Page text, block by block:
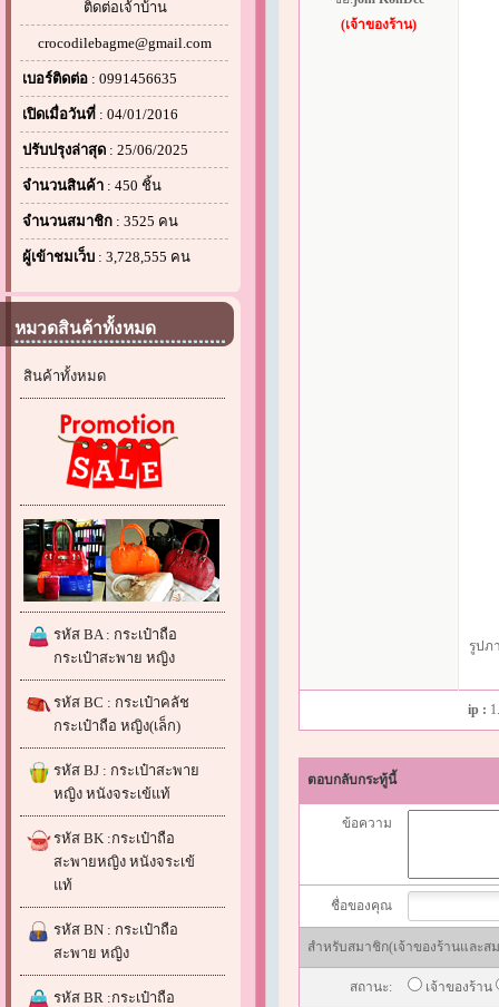
ติดต่อเจ้าบ้าน
crocodilebagme@gmail.com
เบอร์ติดต่อ : 0991456635
เปิดเมื่อวันที่ : 04/01/2016
ปรับปรุงล่าสุด : 25/06/2025
จำนวนสินค้า : 450 ชิ้น
จำนวนสมาชิก : 3525 คน
ผู้เข้าชมเว็บ : 3,728,555 คน
หมวดสินค้าทั้งหมด
สินค้าทั้งหมด
รหัส BA : กระเป๋าถือ
กระเป๋าสะพาย หญิง
รหัส BC : กระเป๋าคลัช
กระเป๋าถือ หญิง(เล็ก)
รหัส BJ : กระเป๋าสะพาย
หญิง หนังจระเข้แท้
รหัส BK :กระเป๋าถือ
สะพายหญิง หนังจระเข้
แท้
รหัส BN : กระเป๋าถือ
สะพาย หญิง
รหัส BR :กระเป๋าถือ
(เจ้าของร้าน)
รูปภ
ip :
ตอบกลับกระทู้นี้
ข้อความ
ชื่อของคุณ
สำหรับสมาชิก(เจ้าของร้านและ
สถานะ: เจ้าของร้าน